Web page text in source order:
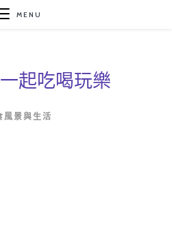
MENU
起吃喝玩樂
風景與生活